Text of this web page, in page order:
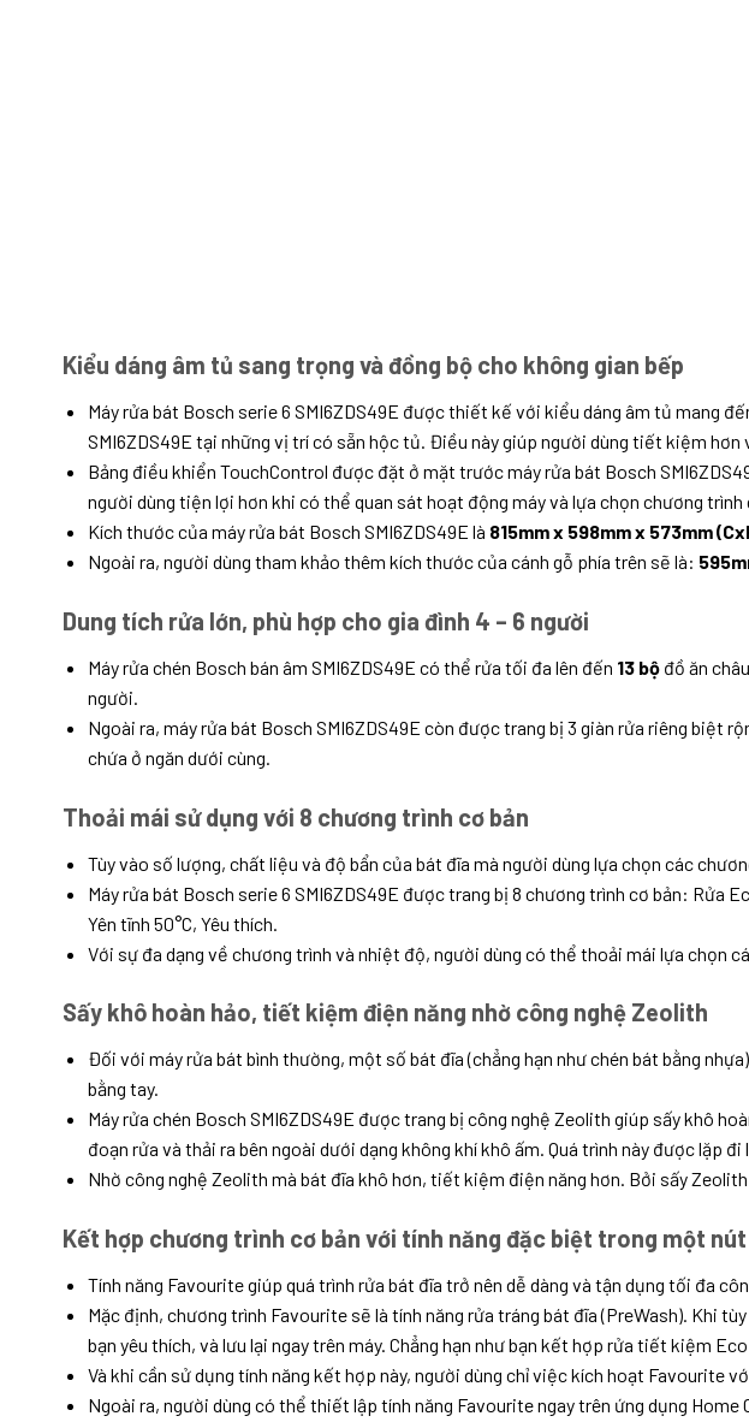
Kiểu dáng âm tủ sang trọng và đồng bộ cho không gian bếp
Máy rửa bát Bosch serie 6 SMI6ZDS49E được thiết kế với kiểu dáng âm tủ mang
SMI6ZDS49E tại những vị trí có sẵn hộc tủ. Điều này giúp người dùng tiết kiệm
Bảng điều khiển TouchControl được đặt ở mặt trước máy rửa bát Bosch
người dùng tiện lợi hơn khi có thể quan sát hoạt động máy và lựa chọn chương trình
Kích thước của máy rửa bát Bosch SMI6ZDS49E là 815mm x 598mm x 573mm
Ngoài ra, người dùng tham khảo thêm kích thước của cánh gỗ phía trên sẽ là:
Dung tích rửa lớn, phù hợp cho gia đình 4 – 6 người
Máy rửa chén Bosch bán âm SMI6ZDS49E có thể rửa tối đa lên đến 13 bộđồ ăn
người.
Ngoài ra, máy rửa bát Bosch SMI6ZDS49E còn được trang bị 3 giàn rửa riêng biệt
chứa ở ngăn dưới cùng.
Thoải mái sử dụng với 8 chương trình cơ bản
Tùy vào số lượng, chất liệu và độ bẩn của bát đĩa mà người dùng lựa chọn các
Máy rửa bát Bosch serie 6 SMI6ZDS49E được trang bị 8 chương trình cơ bản: Rửa
Yên tĩnh 50°C, Yêu thích.
Với sự đa dạng về chương trình và nhiệt độ, người dùng có thể thoải mái lựa chọn
Sấy khô hoàn hảo, tiết kiệm điện năng nhờ công nghệ Zeolith
Đối với máy rửa bát bình thường, một số bát đĩa (chẳng hạn như chén bát bằng
bằng tay.
Máy rửa chén Bosch SMI6ZDS49E được trang bị công nghệ Zeolith giúp sấy khô
đoạn rửa và thải ra bên ngoài dưới dạng không khí khô ấm. Quá trình này được lặp
Nhờ công nghệ Zeolith mà bát đĩa khô hơn, tiết kiệm điện năng hơn. Bởi sấy
Kết hợp chương trình cơ bản với tính năng đặc biệt trong một
Tính năng Favourite giúp quá trình rửa bát đĩa trở nên dễ dàng và tận dụng tối đa
Mặc định, chương trình Favourite sẽ là tính năng rửa tráng bát đĩa (PreWash). Khi
bạn yêu thích, và lưu lại ngay trên máy. Chẳng hạn như bạn kết hợp rửa tiết kiệm
Và khi cần sử dụng tính năng kết hợp này, người dùng chỉ việc kích hoạt Favourite
Ngoài ra, người dùng có thể thiết lập tính năng Favourite ngay trên ứng dụng Home